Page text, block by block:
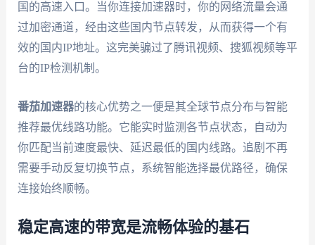
国的高速入口。当你连接加速器时，你的网络流量会通
过加密通道，经由这些国内节点转发，从而获得一个有
效的国内IP地址。这完美骗过了腾讯视频、搜狐视频等平
台的IP检测机制。
番茄加速器的核心优势之一便是其全球节点分布与智能
推荐最优线路功能。它能实时监测各节点状态，自动为
你匹配当前速度最快、延迟最低的国内线路。追剧不再
需要手动反复切换节点，系统智能选择最优路径，确保
连接始终顺畅。
稳定高速的带宽是流畅体验的基石